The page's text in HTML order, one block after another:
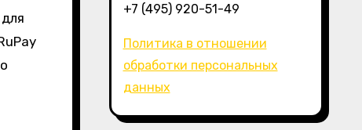
+7 (495) 920-51-49
Политика в отношении
обработки персональных
данных